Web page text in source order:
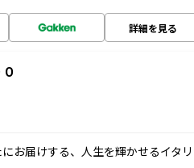
詳細を見る
お届けする、人生を輝かせるイタリ